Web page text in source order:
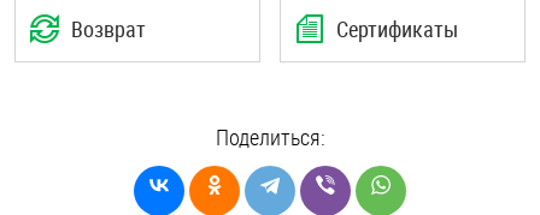
Возврат Сертификаты
Поделиться: